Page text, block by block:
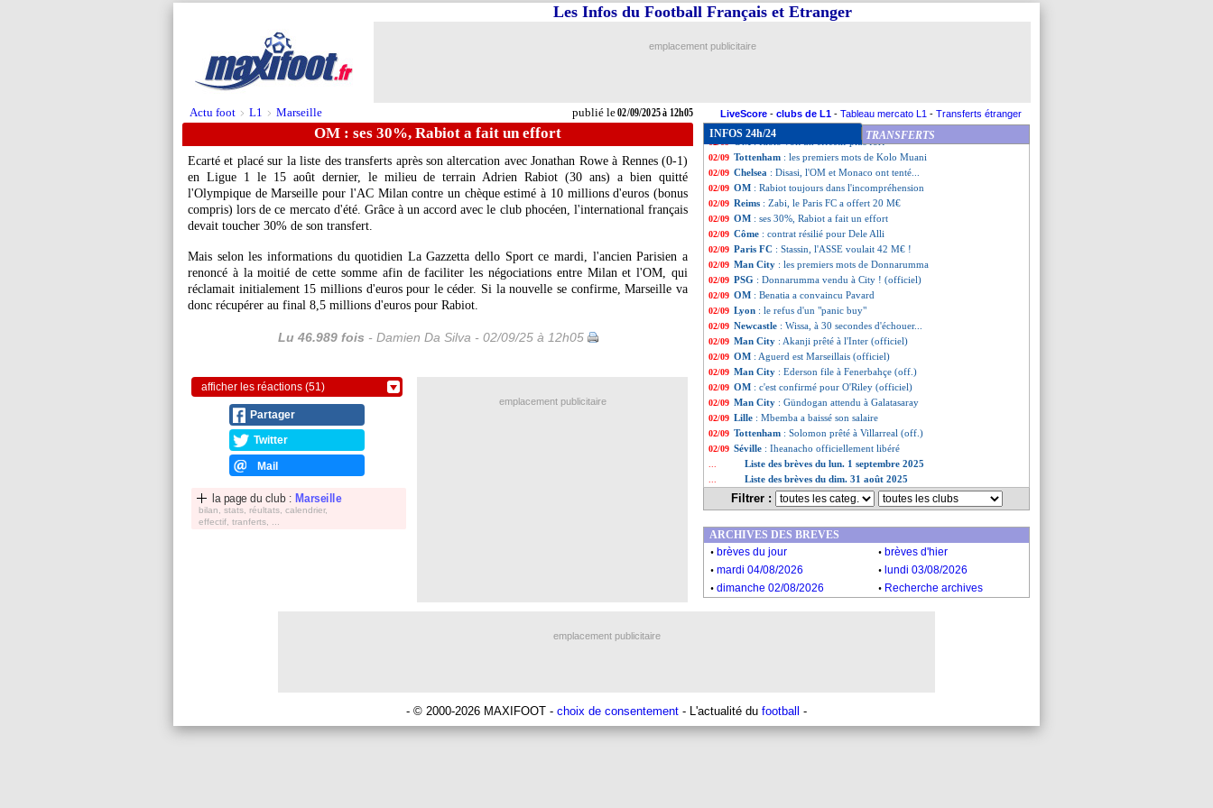
Actu foot > L1 > Marseille publié le02/09/2025 à 12h05
Les Infos du Football Français et Etranger
emplacement publicitaire
LiveScore - clubs de L1 - Tableau mercato L1 - Transferts étranger
OM : ses 30%, Rabiot a fait un effort
Ecarté et placé sur la liste des transferts après son altercation avec Jonathan Rowe à Rennes (0-1)
en Ligue 1 le 15 août dernier, le milieu de terrain AdrienRabiot (30 ans) a bien quitté
l'Olympique de Marseille pour l'AC Milan contre un chèque estimé à 10 millions d'euros (bonus
compris) lors de ce mercato d'été. Grâce à un accord avec le club phocéen, l'international français
devait toucher 30% de son transfert.
Mais selon les informations du quotidien La Gazzetta dello Sport ce mardi, l'ancien Parisien a
renoncé à la moitié de cette somme afin de faciliter les négociations entre Milan et l'OM, qui
réclamait initialement 15 millions d'euros pour le céder. Si la nouvelle se confirme, Marseille va
donc récupérer au final 8,5 millions d'euros pour Rabiot.
Lu 46.989 fois - Damien Da Silva - 02/09/25 à 12h05
afficher les réactions (51)
Partager
Twitter
Mail
la page du club : Marseille
bilan, stats, réultats, calendrier,
effectif, tranferts, ...
INFOS 24h/24 TRANSFERTS
02/09 Newcastle: l'agent d'Isak envoie une pique
02/09 TFC: l'OM avait approché Gboho
02/09 Al-Ittihad
02/09 Palace: Guéhi, Glasner a mis la pression
02/09 PSG: le Milan AC a pensé à Kimpembe
: Riolo voit un effectif plus fort
02/09 Tottenham : les premiers mots de Kolo Muani
02/09 Chelsea : Disasi, l'OM et Monaco ont tenté...
02/09 OM : Rabiot toujours dans l'incompréhension
02/09 Reims : Zabi, le Paris FC a offert 20 M€
02/09 OM : ses 30%, Rabiot a fait un effort
02/09 Côme : contrat résilié pour Dele Alli
02/09 Paris FC : Stassin, l'ASSE voulait 42 M€ !
02/09 Man City : les premiers mots de Donnarumma
02/09 PSG : Donnarumma vendu à City ! (officiel)
02/09 OM : Benatia a convaincu Pavard
02/09 Lyon : le refus d'un "panic buy"
02/09 Newcastle : Wissa, à 30 secondes d'échouer...
02/09 Man City : Akanji prêté à l'Inter (officiel)
02/09 OM : Aguerd est Marseillais (officiel)
02/09 Man City : Ederson file à Fenerbahçe (off.)
02/09 OM : c'est confirmé pour O'Riley (officiel)
02/09 Man City : Gündogan attendu à Galatasaray
02/09 Lille : Mbemba a baissé son salaire
02/09 Tottenham : Solomon prêté à Villarreal (off.)
02/09 Séville : Iheanacho officiellement libéré
Liste des brèves du lun. 1 septembre 2025
Liste des brèves du dim. 31 août 2025
Filtrer :
emplacement publicitaire
ARCHIVES DES BREVES
. brèves du jour . brèves d'hier
. mardi 04/08/2026 . lundi 03/08/2026
. dimanche 02/08/2026 . Recherche archives
emplacement publicitaire
- © 2000-2026 MAXIFOOT - choix de consentement - L'actualité du football -